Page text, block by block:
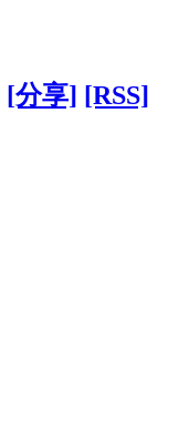
[分享] [RSS]